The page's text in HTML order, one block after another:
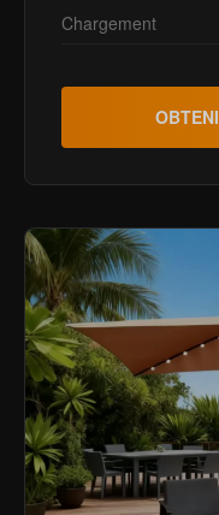
Chargement